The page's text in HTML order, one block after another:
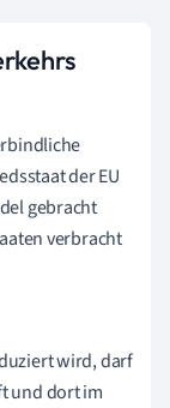
der EU
gebracht
verbracht
wird, darf
und dort im